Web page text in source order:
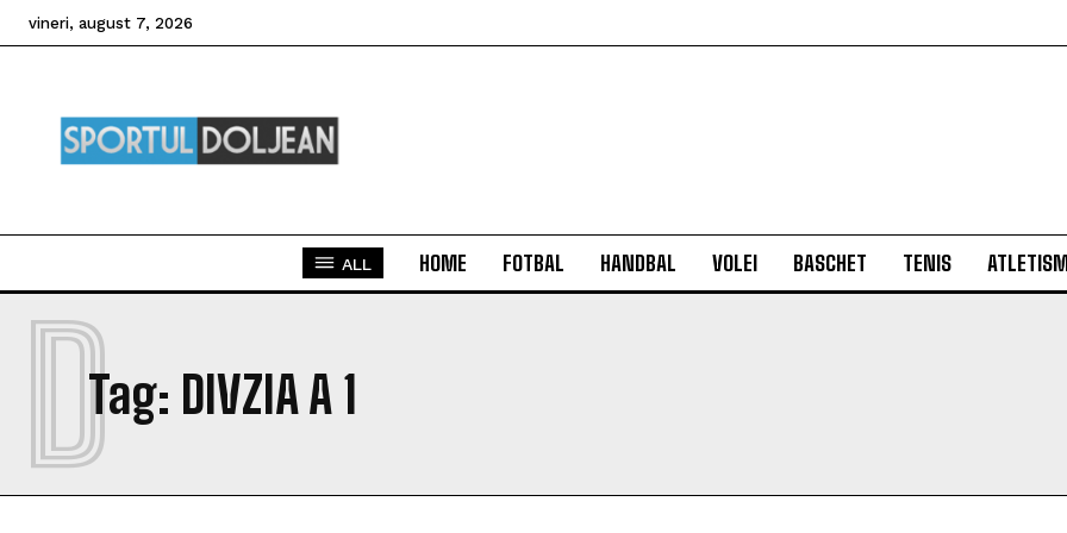
vineri, august 7, 2026
ALL HOME FOTBAL HANDBAL VOLEI BASCHET TENIS
Tag: DIVZIA A 1
D